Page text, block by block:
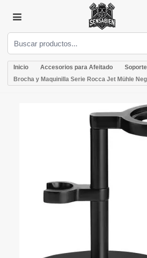
Inicio Accesorios para Afeitado
Brocha y Maquinilla Serie Rocca Jet Mühle